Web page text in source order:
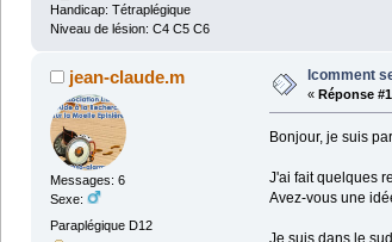
Handicap: Tétraplégique
Niveau de lésion: C4 C5 C6
jean-claude.m
Messages: 6
Sexe:
Paraplégique D12
lcomment
« Réponse
Bonjour, je suis
J'ai fait quelques
Avez-vous une